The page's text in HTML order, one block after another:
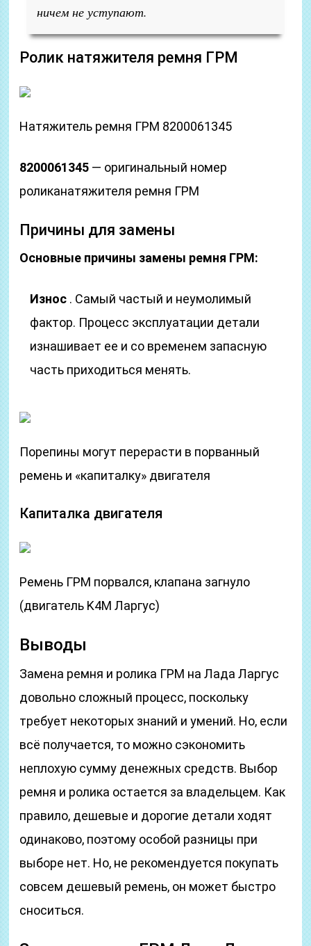
ничем не уступают.
Ролик натяжителя ремня ГРМ
Натяжитель ремня ГРМ 8200061345
8200061345 — оригинальный номер
роликанатяжителя ремня ГРМ
Причины для замены
Основные причины замены ремня ГРМ:
Износ . Самый частый и неумолимый
фактор. Процесс эксплуатации детали
изнашивает ее и со временем запасную
часть приходиться менять.
Порепины могут перерасти в порванный
ремень и «капиталку» двигателя
Капиталка двигателя
Ремень ГРМ порвался, клапана загнуло
(двигатель K4M Ларгус)
Выводы
Замена ремня и ролика ГРМ на Лада Ларгус
довольно сложный процесс, поскольку
требует некоторых знаний и умений. Но, если
всё получается, то можно сэкономить
неплохую сумму денежных средств. Выбор
ремня и ролика остается за владельцем. Как
правило, дешевые и дорогие детали ходят
одинаково, поэтому особой разницы при
выборе нет. Но, не рекомендуется покупать
совсем дешевый ремень, он может быстро
сноситься.